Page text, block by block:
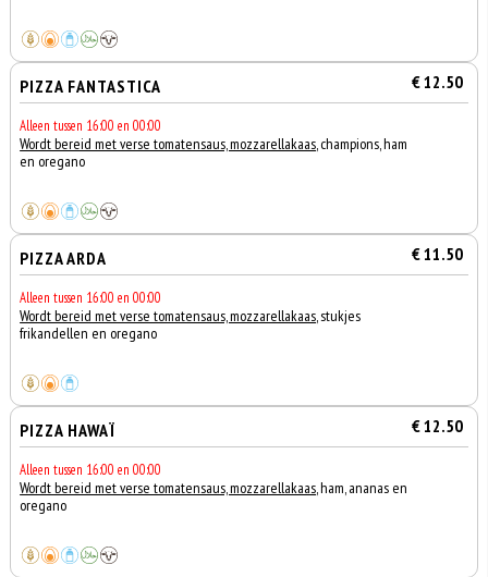
PIZZA FANTASTICA € 12.50
Alleen tussen 16:00 en 00:00
Wordt bereid met verse tomatensaus, mozzarellakaas, champions, ham
en oregano
PIZZA ARDA € 11.50
Alleen tussen 16:00 en 00:00
Wordt bereid met verse tomatensaus, mozzarellakaas, stukjes
frikandellen en oregano
PIZZA HAWAÏ € 12.50
Alleen tussen 16:00 en 00:00
Wordt bereid met verse tomatensaus, mozzarellakaas, ham, ananas en
oregano